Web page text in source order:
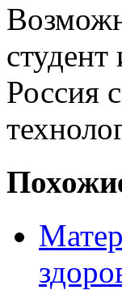
студент
Россия